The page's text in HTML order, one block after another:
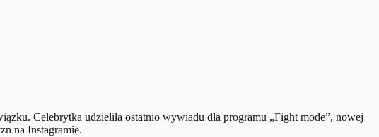
Celebrytka udzieliła ostatnio wywiadu dla programu „Fight mode”, nowej
na Instagramie.